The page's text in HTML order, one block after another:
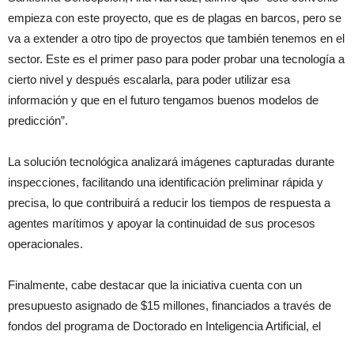
empieza con este proyecto, que es de plagas en barcos, pero se
va a extender a otro tipo de proyectos que también tenemos en el
sector. Este es el primer paso para poder probar una tecnología a
cierto nivel y después escalarla, para poder utilizar esa
información y que en el futuro tengamos buenos modelos de
predicción”.
La solución tecnológica analizará imágenes capturadas durante
inspecciones, facilitando una identificación preliminar rápida y
precisa, lo que contribuirá a reducir los tiempos de respuesta a
agentes marítimos y apoyar la continuidad de sus procesos
operacionales.
Finalmente, cabe destacar que la iniciativa cuenta con un
presupuesto asignado de $15 millones, financiados a través de
fondos del programa de Doctorado en Inteligencia Artificial, el